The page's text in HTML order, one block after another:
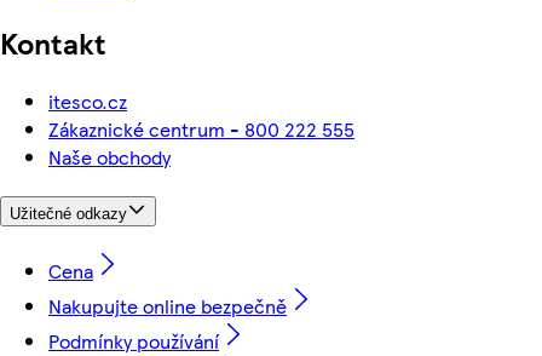
Kontakt
itesco.cz
Zákaznické centrum - 800 222 555
Naše obchody
Užitečné odkazy
Cena
Nakupujte online bezpečně
Podmínky používání